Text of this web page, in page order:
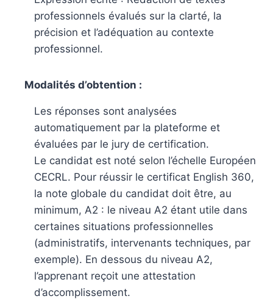
professionnels évalués sur la clarté, la
précision et l’adéquation au contexte
professionnel.
Modalités d’obtention :
Les réponses sont analysées
automatiquement par la plateforme et
évaluées par le jury de certification.
Le candidat est noté selon l’échelle Européen
CECRL. Pour réussir le certificat English 360,
la note globale du candidat doit être, au
minimum, A2 : le niveau A2 étant utile dans
certaines situations professionnelles
(administratifs, intervenants techniques, par
exemple). En dessous du niveau A2,
l’apprenant reçoit une attestation
d’accomplissement.